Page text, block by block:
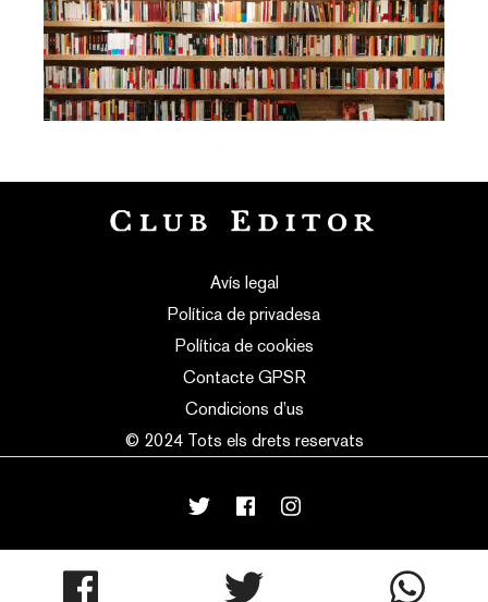
Avís legal
Política de privadesa
Política de cookies
Contacte GPSR
Condicions d’us
© 2024 Tots els drets reservats
made with♥by mortensen